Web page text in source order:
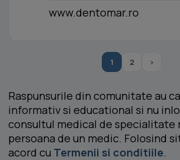
www.dentomar.ro
1 2 ›
Raspunsurile din comunitate au
informativ si educational si nu
consultul medical de specialitate
persoana de un medic. Folosind
acord cu Termenii si conditiile.